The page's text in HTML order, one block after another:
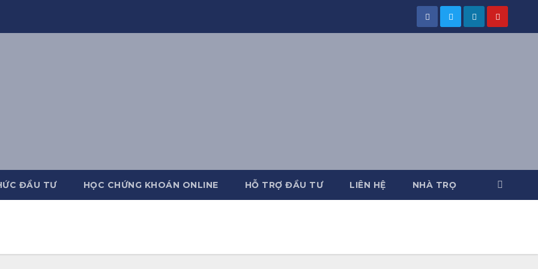
ĐẦU TƯ HỌC CHỨNG KHOÁN ONLINE HỖ TRỢ ĐẦU TƯ LIÊN HỆ NHÀ TRỌ